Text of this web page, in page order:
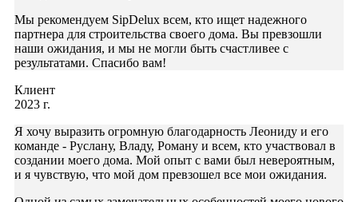
Мы рекомендуем SipDelux всем, кто ищет надежного
партнера для строительства своего дома. Вы превзошли
наши ожидания, и мы не могли быть счастливее с
результатами. Спасибо вам!
Клиент
2023 г.
Я хочу выразить огромную благодарность Леониду и его
команде - Руслану, Владу, Роману и всем, кто участвовал в
создании моего дома. Мой опыт с вами был невероятным,
и я чувствую, что мой дом превзошел все мои ожидания.